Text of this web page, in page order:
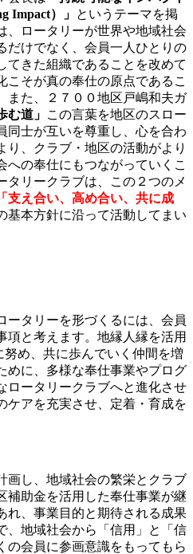
Impact）」 というテーマを掲
、ロータリーが世界や地域社会
だけでなく、会員一人ひとりの
てきた組織であることを改めて
こそが真の奉仕の原点であるこ
また、２７００地区戸嶋和夫ガ
む道」 この言葉を地区のスロー
同士が互いを尊重し、心を合わ
り、クラブ・地区の活動がより
への奉仕にもつながっていくこ
タリークラブは、この２つのメ
「支え合い、高め合い、共に成
基本方針に沿って活動してまい
ータリーを形づくるには、会員
項と考えます。地縁人縁を活用
努め、共に歩んでいく仲間を増
めに、多様な奉仕事業やプログ
ロータリークラブへと進化させ
ケアを充実させ、定着・育成を
画し、地域社会の繁栄とクラブ
補助金を活用した奉仕事業が継
れ、事業目的と期待される成果
、地域社会から「信用」と「信
の会員に参画意識をもってもら